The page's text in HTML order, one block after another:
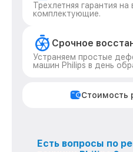
Трехлетняя гарантия
комплектующие.
Срочное
Устраняем простые
машин Philips в день
Стоимость
Есть вопросы по